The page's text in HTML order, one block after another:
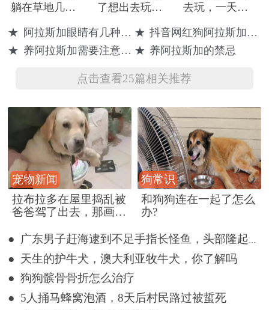
躺在草地几天
心女生救助，
从此狗生开挂
了想出去玩，
没人，狗：贪
睡误事
去玩，一天一
人用三轮车将
其拉回
★ 阿拉斯加眼睛有几种颜色 ★ 抖音网红狗阿拉斯加犬叫什么
★ 养阿拉斯加需要注意什么 ★ 养阿拉斯加的禁忌
点击查看25篇相关推荐
宠物新闻
拉布拉多在屋里捣乱被
爸爸驾了出去，那画面
狗常识
和狗狗连在一起了怎么
办?
● 广东男子赶海逮到不足手指长怪鱼，头部隆起像奥特曼
● 天生的护牛犬，澳大利亚牧牛犬，你了解吗
● 狗狗髌骨骨折怎么治疗
● 5人捅马蜂窝泡酒，8天后村民路过被蜇死